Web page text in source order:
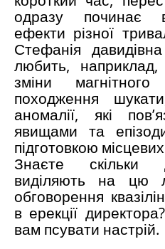
одразу починає
ефекти різної
Стефанія
любить, наприклад,
зміни
походження
аномалії, які
явищами та
підготовкою
Знаєте скільки
виділяють на цю
обговорення
в ерекції
вам псувати настрій.